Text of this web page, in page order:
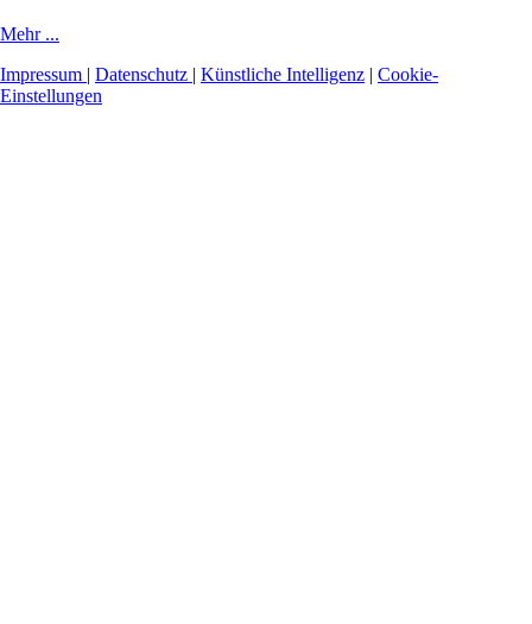
Mehr ...
Impressum | Datenschutz | Künstliche Intelligenz | Cookie-
Einstellungen